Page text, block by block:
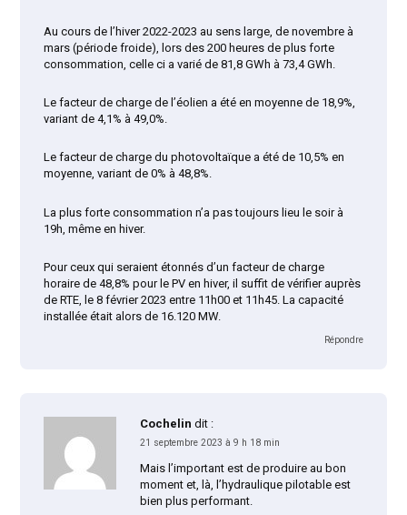
Au cours de l’hiver 2022-2023 au sens large, de novembre à
mars (période froide), lors des 200 heures de plus forte
consommation, celle ci a varié de 81,8 GWh à 73,4 GWh.
Le facteur de charge de l’éolien a été en moyenne de 18,9%,
variant de 4,1% à 49,0%.
Le facteur de charge du photovoltaïque a été de 10,5% en
moyenne, variant de 0% à 48,8%.
La plus forte consommation n’a pas toujours lieu le soir à
19h, même en hiver.
Pour ceux qui seraient étonnés d’un facteur de charge
horaire de 48,8% pour le PV en hiver, il suffit de vérifier auprès
de RTE, le 8 février 2023 entre 11h00 et 11h45. La capacité
installée était alors de 16.120 MW.
Répondre
Cochelin dit :
21 septembre 2023 à 9 h 18 min
Mais l’important est de produire au bon
moment et, là, l’hydraulique pilotable est
bien plus performant.